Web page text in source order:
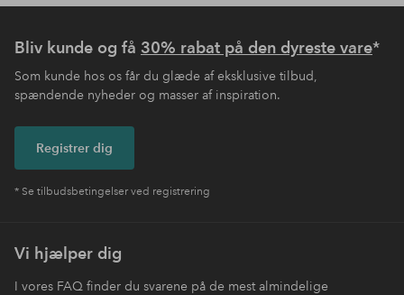
Bliv kunde og få 30% rabat på den dyreste vare*
Som kunde hos os får du glæde af eksklusive tilbud,
spændende nyheder og masser af inspiration.
Registrer dig
* Se tilbudsbetingelser ved registrering
Vi hjælper dig
I vores FAQ finder du svarene på de mest almindelige